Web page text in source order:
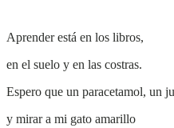
Aprender está en los libros,
en el suelo y en las costras.
Espero que un paracetamol, un
y mirar a mi gato amarillo